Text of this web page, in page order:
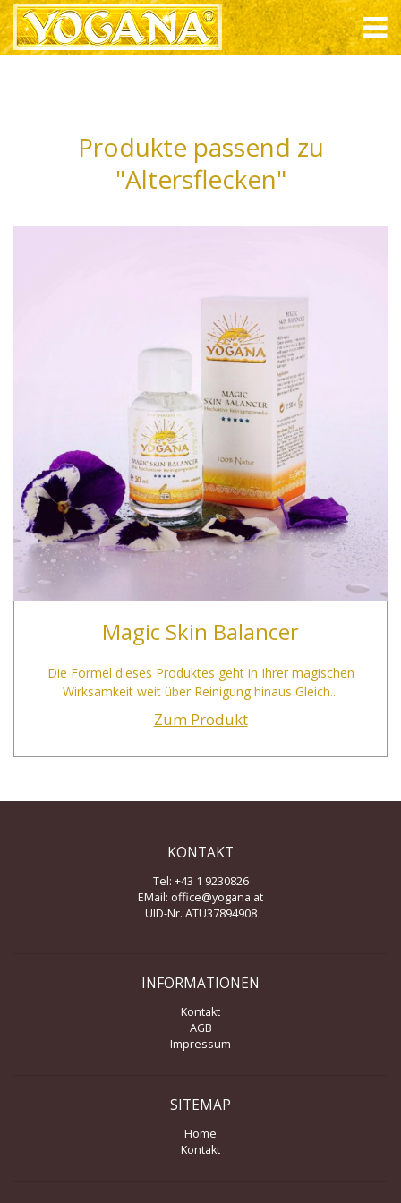
Produkte passend zu
"Altersflecken"
Magic Skin Balancer
Die Formel dieses Produktes geht in Ihrer magischen
Wirksamkeit weit über Reinigung hinaus Gleich...
Zum Produkt
KONTAKT
Tel: +43 1 9230826
EMail: office@yogana.at
UID-Nr. ATU37894908
INFORMATIONEN
Kontakt
AGB
Impressum
SITEMAP
Home
Kontakt